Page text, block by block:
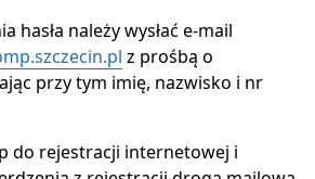
hasła należy wysłać e-mail
z prośbą o
przy tym imię, nazwisko i nr
do rejestracji internetowej i